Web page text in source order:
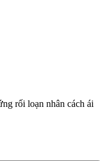
rối loạn nhân cách ái